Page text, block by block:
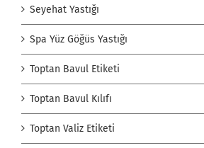
Seyehat Yastığı
Spa Yüz Göğüs Yastığı
Toptan Bavul Etiketi
Toptan Bavul Kılıfı
Toptan Valiz Etiketi